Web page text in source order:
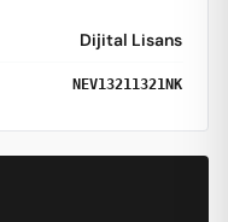
Dijital Lisans
NEV13211321NK